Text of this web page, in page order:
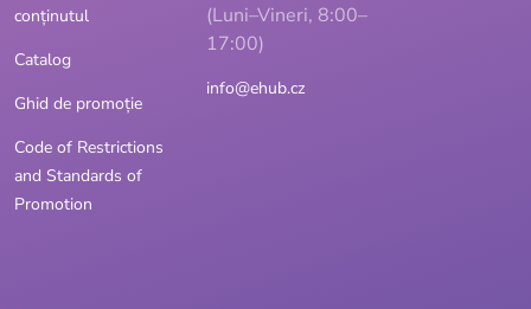
conținutul
Catalog
Ghid de promoție
Code of Restrictions
and Standards of
Promotion
(Luni–Vineri, 8:00–
17:00)
info@ehub.cz